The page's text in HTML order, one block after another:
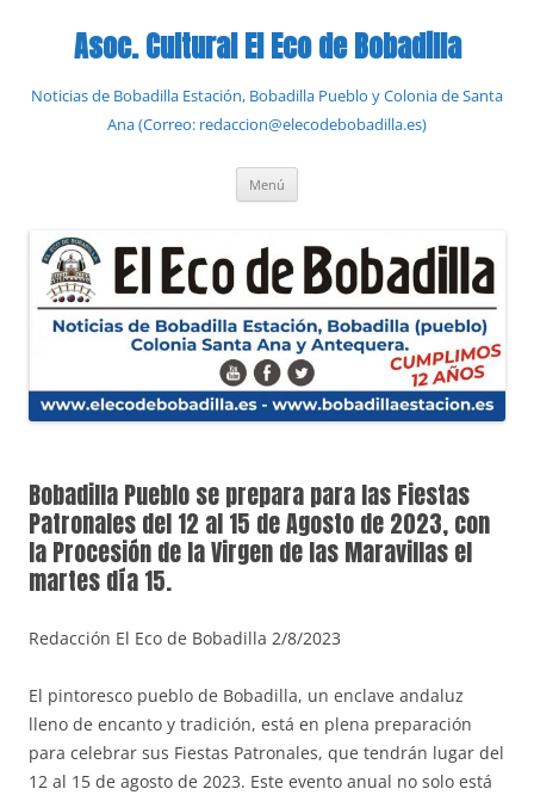
contenidoAsoc. Cultural El Eco de Bobadilla
Noticias de Bobadilla Estación, Bobadilla Pueblo y Colonia de Santa
Ana (Correo: redaccion@elecodebobadilla.es)
Menú
Bobadilla Pueblo se prepara para las Fiestas
Patronales del 12 al 15 de Agosto de 2023, con
la Procesión de la Virgen de las Maravillas el
martes día 15.
Redacción El Eco de Bobadilla 2/8/2023
El pintoresco pueblo de Bobadilla, un enclave andaluz
lleno de encanto y tradición, está en plena preparación
para celebrar sus Fiestas Patronales, que tendrán lugar del
12 al 15 de agosto de 2023. Este evento anual no solo está